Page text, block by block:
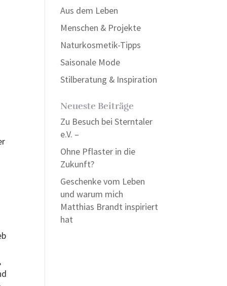
Aus dem Leben
Menschen & Projekte
Naturkosmetik-Tipps
Saisonale Mode
Stilberatung & Inspiration
Neueste Beiträge
Zu Besuch bei Sterntaler
e.V. –
Ohne Pflaster in die
Zukunft?
Geschenke vom Leben
und warum mich
Matthias Brandt inspiriert
hat